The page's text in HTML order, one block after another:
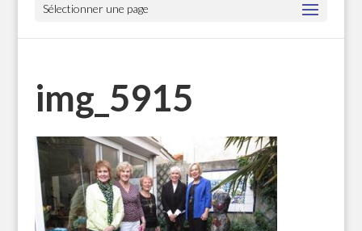
Sélectionner une page
img_5915